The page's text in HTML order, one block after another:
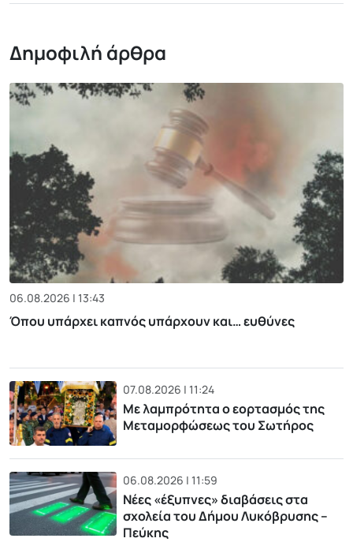
Δημοφιλή άρθρα
06.08.2026 | 13:43
Όπου υπάρχει καπνός υπάρχουν και… ευθύνες
07.08.2026 | 11:24
Με λαμπρότητα ο εορτασμός της
Μεταμορφώσεως του Σωτήρος
06.08.2026 | 11:59
Νέες «έξυπνες» διαβάσεις στα
σχολεία του Δήμου Λυκόβρυσης –
Πεύκης